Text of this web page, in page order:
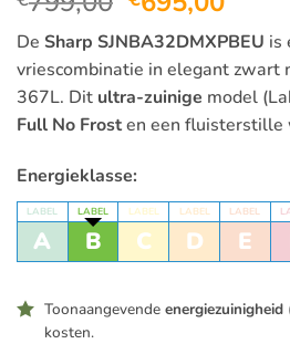
prijs
was:
€799,00.
prijs
is:
De Sharp SJNBA32DMXPBEU is
vriescombinatie in elegant zwart
367L. Dit ultra-zuinige model
Full No Frosten een fluisterstille
Energieklasse:
LABEL
A
LABEL
B
LABEL
C
LABEL
D
LABEL
E
Toonaangevende energiezuinigheid
kosten.